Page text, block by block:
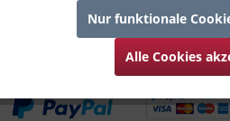
Nur funktionale
Alle Cookies